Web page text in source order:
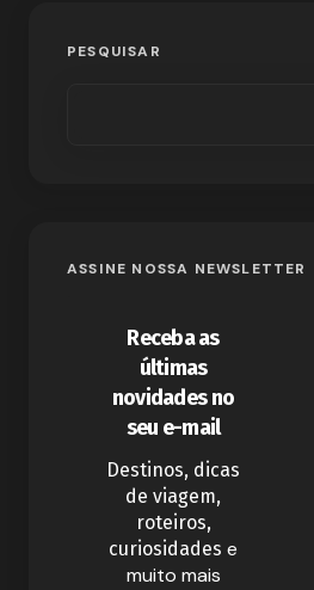
PESQUISAR
ASSINE NOSSA NEWSLETTER
Receba as
últimas
novidades no
seu e-mail
Destinos, dicas
de viagem,
roteiros,
curiosidades e
muito mais